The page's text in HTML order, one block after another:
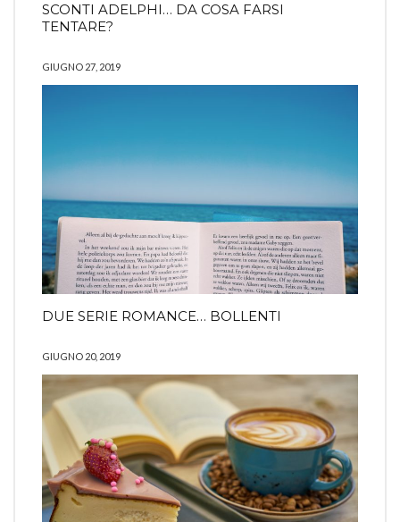
SCONTI ADELPHI… DA COSA FARSI
TENTARE?
GIUGNO 27, 2019
DUE SERIE ROMANCE… BOLLENTI
GIUGNO 20, 2019